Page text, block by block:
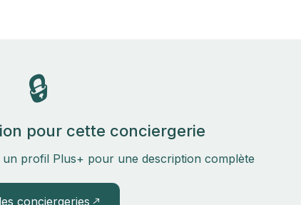
🔒
pour cette conciergerie
profil Plus+ pour une description complète
conciergeries